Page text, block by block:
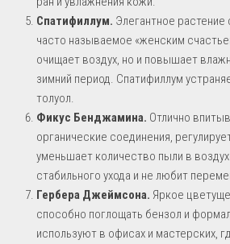
Спатифиллум. Элегантное
часто называемое «женским
очищает воздух, но и повышает
зимний период. Спатифиллум
толуол.
Фикус Бенджамина. Отлично
органические соединения,
уменьшает количество пыли в
стабильного ухода и не любит
Гербера Джеймсона. Яркое
способно поглощать бензол и
используют в офисах и мастерских,